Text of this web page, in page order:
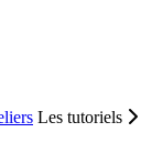
Les tutoriels